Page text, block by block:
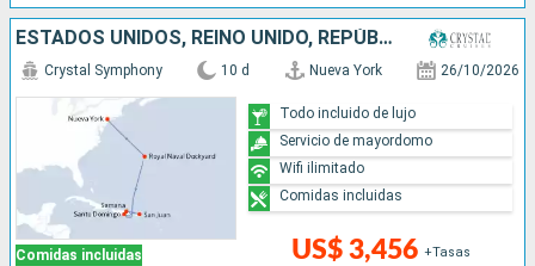
ESTADOS UNIDOS, REINO UNIDO, REPÚBLICA DOMINICANA, PUERTO RICO
Comidas incluidas
Crystal Symphony 10 d Nueva York 26/10/2026
US$ 3,456 +Tasas
Todo incluido de lujo
Servicio de mayordomo
Wifi ilimitado
Comidas incluidas